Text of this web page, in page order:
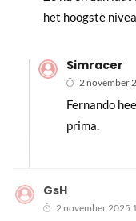
het hoogste
Simracer
2 november
Fernando
prima.
GsH
2 november 2025